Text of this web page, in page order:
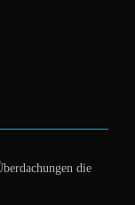
die